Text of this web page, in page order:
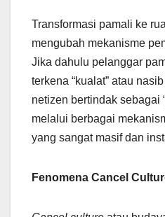
Transformasi pamali ke
mengubah mekanisme
Jika dahulu pelanggar
terkena “kualat” atau
netizen bertindak sebagai
melalui berbagai
yang sangat masif dan
Fenomena Cancel